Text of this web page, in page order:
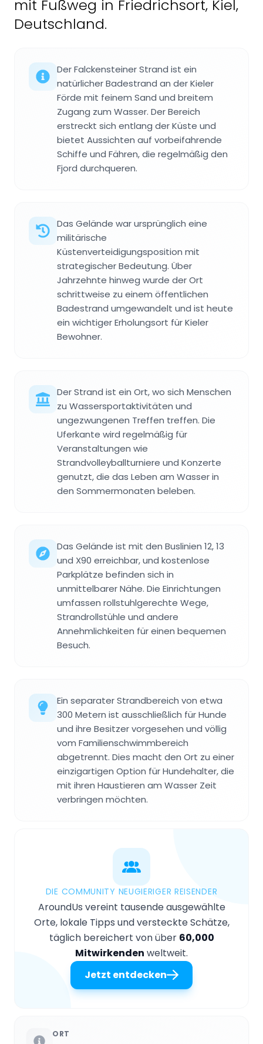
mit Fußweg in Friedrichsort, Kiel,
Deutschland.
Der Falckensteiner Strand ist ein
natürlicher Badestrand an der Kieler
Förde mit feinem Sand und breitem
Zugang zum Wasser. Der Bereich
erstreckt sich entlang der Küste und
bietet Aussichten auf vorbeifahrende
Schiffe und Fähren, die regelmäßig den
Fjord durchqueren.
Das Gelände war ursprünglich eine
militärische
Küstenverteidigungsposition mit
strategischer Bedeutung. Über
Jahrzehnte hinweg wurde der Ort
schrittweise zu einem öffentlichen
Badestrand umgewandelt und ist heute
ein wichtiger Erholungsort für Kieler
Bewohner.
Der Strand ist ein Ort, wo sich Menschen
zu Wassersportaktivitäten und
ungezwungenen Treffen treffen. Die
Uferkante wird regelmäßig für
Veranstaltungen wie
Strandvolleyballturniere und Konzerte
genutzt, die das Leben am Wasser in
den Sommermonaten beleben.
Das Gelände ist mit den Buslinien 12, 13
und X90 erreichbar, und kostenlose
Parkplätze befinden sich in
unmittelbarer Nähe. Die Einrichtungen
umfassen rollstuhlgerechte Wege,
Strandrollstühle und andere
Annehmlichkeiten für einen bequemen
Besuch.
Ein separater Strandbereich von etwa
300 Metern ist ausschließlich für Hunde
und ihre Besitzer vorgesehen und völlig
vom Familienschwimmbereich
abgetrennt. Dies macht den Ort zu einer
einzigartigen Option für Hundehalter, die
mit ihren Haustieren am Wasser Zeit
verbringen möchten.
DIE COMMUNITY NEUGIERIGER REISENDER
AroundUs vereint tausende ausgewählte
Orte, lokale Tipps und versteckte Schätze,
täglich bereichert von über 60,000
Mitwirkenden weltweit.
Jetzt entdecken
ORT